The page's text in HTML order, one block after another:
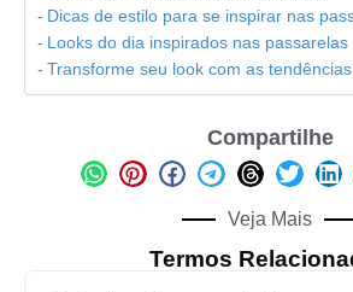
Dicas de estilo para se inspirar nas
Looks do dia inspirados nas passarelas
Transforme seu look com as
Compartilhe
Veja Mais
Termos